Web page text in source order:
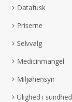
Datafusk
Priserne
Selvvalg
Medicinmangel
Miljøhensyn
Ulighed i sundhed